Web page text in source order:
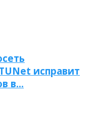
исправит
в…